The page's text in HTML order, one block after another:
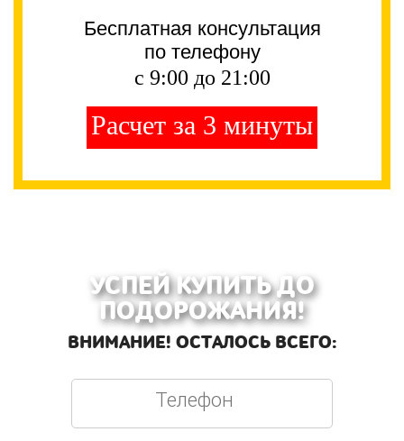
Бесплатная консультация
по телефону
с 9:00 до 21:00
Расчет за 3 минуты
УСПЕЙ КУПИТЬ ДО
ПОДОРОЖАНИЯ!
ВНИМАНИЕ! ОСТАЛОСЬ ВСЕГО: